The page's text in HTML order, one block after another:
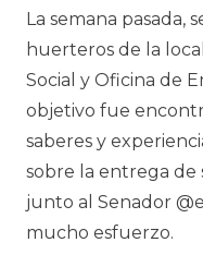
La semana
huerteros de la
Social y Oficina de
objetivo fue
saberes y
sobre la entrega de
junto al Senador
mucho esfuerzo.